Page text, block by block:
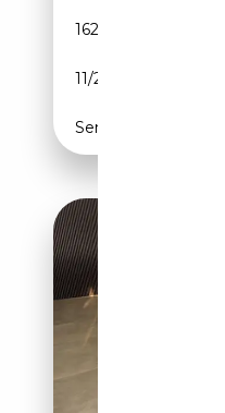
162 000 km
11/2016
Semi-automatique